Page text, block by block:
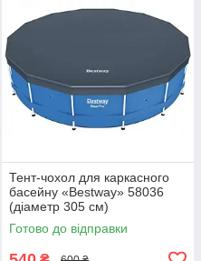
Тент-чохол для каркасного
басейну «Bestway» 58036
(діаметр 305 см)
Готово до відправки